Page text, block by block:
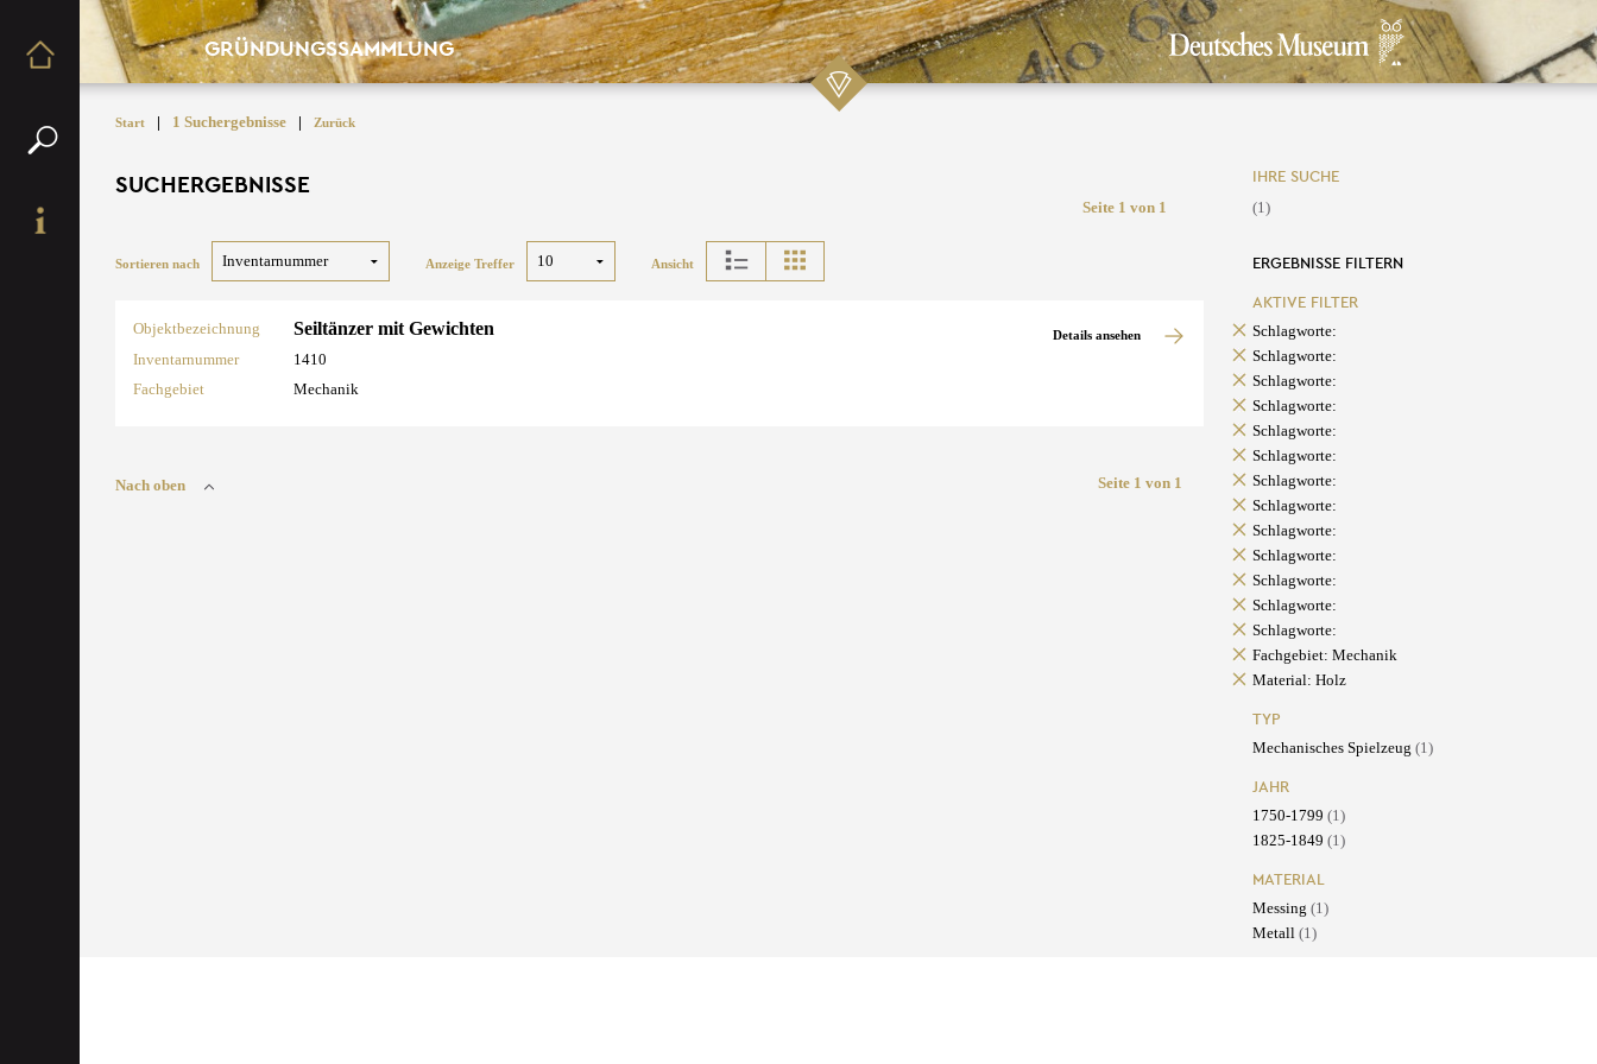
GRÜNDUNGSSAMMLUNG
Start | 1 Suchergebnisse | Zurück
SUCHERGEBNISSE
Seite 1 von 1
Sortieren nach Anzeige Treffer Ansicht
Objektbezeichnung Seiltänzer mit Gewichten
Inventarnummer
1410
Fachgebiet
Mechanik
Details ansehen
Nach oben Seite 1 von 1
IHRE SUCHE
(1)
ERGEBNISSE FILTERN
AKTIVE FILTER
Schlagworte:
Schlagworte:
Schlagworte:
Schlagworte:
Schlagworte:
Schlagworte:
Schlagworte:
Schlagworte:
Schlagworte:
Schlagworte:
Schlagworte:
Schlagworte:
Schlagworte:
Fachgebiet: Mechanik
Material: Holz
TYP
Mechanisches Spielzeug (1)
JAHR
1750-1799 (1)
1825-1849 (1)
MATERIAL
Messing (1)
Metall (1)